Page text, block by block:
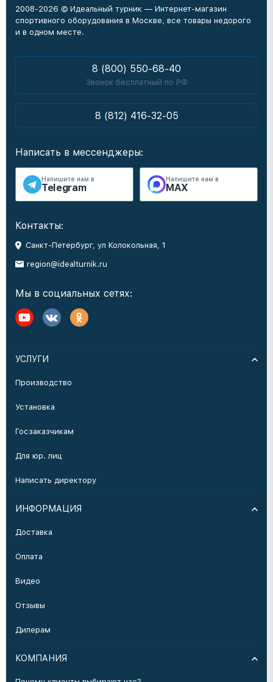
2008-2026 © Идеальный турник — Интернет-магазин
спортивного оборудования в Москве, все товары недорого
и в одном месте.
8 (800) 550-68-40
Звонок бесплатный по РФ
8 (812) 416-32-05
Написать в мессенджеры:
Напишите нам в
Telegram
Напишите нам в
MAX
Контакты:
Санкт-Петербург, ул Колокольная, 1
region@idealturnik.ru
Мы в социальных сетях:
УСЛУГИ
Производство
Установка
Госзаказчикам
Для юр. лиц
Написать директору
ИНФОРМАЦИЯ
Доставка
Оплата
Видео
Отзывы
Дилерам
КОМПАНИЯ